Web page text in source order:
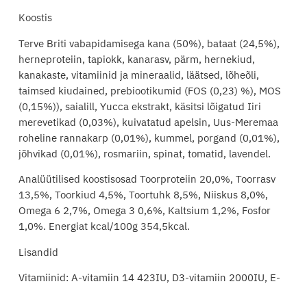
Koostis
Terve Briti vabapidamisega kana (50%), bataat (24,5%),
herneproteiin, tapiokk, kanarasv, pärm, hernekiud,
kanakaste, vitamiinid ja mineraalid, läätsed, lõheõli,
taimsed kiudained, prebiootikumid (FOS (0,23) %), MOS
(0,15%)), saialill, Yucca ekstrakt, käsitsi lõigatud Iiri
merevetikad (0,03%), kuivatatud apelsin, Uus-Meremaa
roheline rannakarp (0,01%), kummel, porgand (0,01%),
jõhvikad (0,01%), rosmariin, spinat, tomatid, lavendel.
Analüütilised koostisosad Toorproteiin 20,0%, Toorrasv
13,5%, Toorkiud 4,5%, Toortuhk 8,5%, Niiskus 8,0%,
Omega 6 2,7%, Omega 3 0,6%, Kaltsium 1,2%, Fosfor
1,0%. Energiat kcal/100g 354,5kcal.
Lisandid
Vitamiinid: A-vitamiin 14 423IU, D3-vitamiin 2000IU, E-